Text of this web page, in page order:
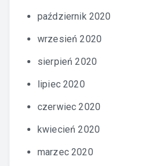
październik 2020
wrzesień 2020
sierpień 2020
lipiec 2020
czerwiec 2020
kwiecień 2020
marzec 2020